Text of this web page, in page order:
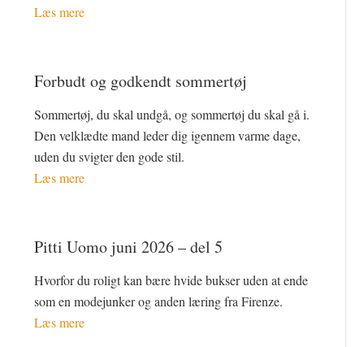
Læs mere
Forbudt og godkendt sommertøj
Sommertøj, du skal undgå, og sommertøj du skal gå i.
Den velklædte mand leder dig igennem varme dage,
uden du svigter den gode stil.
Læs mere
Pitti Uomo juni 2026 – del 5
Hvorfor du roligt kan bære hvide bukser uden at ende
som en modejunker og anden læring fra Firenze.
Læs mere